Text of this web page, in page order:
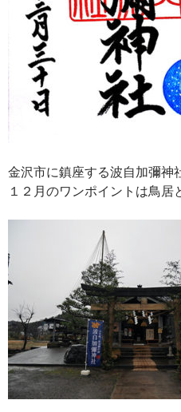
金沢市に鎮座する波自加彌神
１２月のワンポイントは鳥居